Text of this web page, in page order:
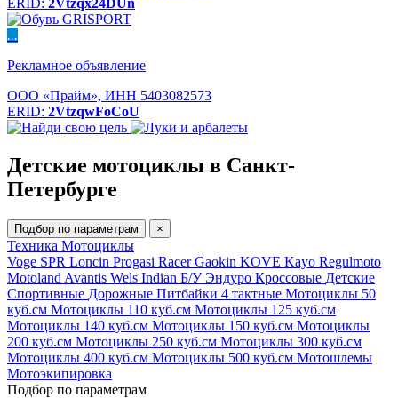
ERID: 2Vtzqx24DUn
...
Рекламное объявление
ООО «Прайм», ИНН 5403082573
ERID: 2VtzqwFoCoU
Детские мотоциклы в Санкт-
Петербурге
Подбор по параметрам ×
Техника Мотоциклы
Voge SPR Loncin Progasi RacerGaokin KOVE Kayo Regulmoto
Motoland Avantis Wels Indian Б/УЭндуро Кроссовые Детские
Спортивные Дорожные Питбайки 4 тактные Мотоциклы 50
куб.см Мотоциклы 110 куб.см Мотоциклы 125 куб.см
Мотоциклы 140 куб.см Мотоциклы 150 куб.см Мотоциклы
200 куб.см Мотоциклы 250 куб.см Мотоциклы 300 куб.см
Мотоциклы 400 куб.см Мотоциклы 500 куб.см Мотошлемы
Мотоэкипировка
Подбор по параметрам